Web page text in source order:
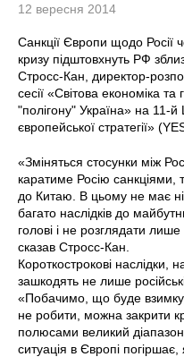
12 вересня 2014
Санкції Європи щодо Росії
кризу підштовхнуть РФ
Стросс-Кан, директор-
сесії «Світова економіка та
"полігону" Україна» на 11-й
європейської стратегії»
«Зміняться стосунки між
каратиме Росію санкціями,
до Китаю. В цьому не має
багато наслідків до
голові і не розглядати
сказав Стросс-Кан.
Короткострокові наслідки,
зашкодять не лише
«Побачимо, що буде
не робити, можна закрити
полюсами великий
ситуація в Європі